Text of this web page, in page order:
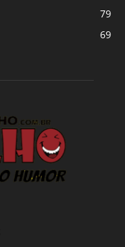
79
69